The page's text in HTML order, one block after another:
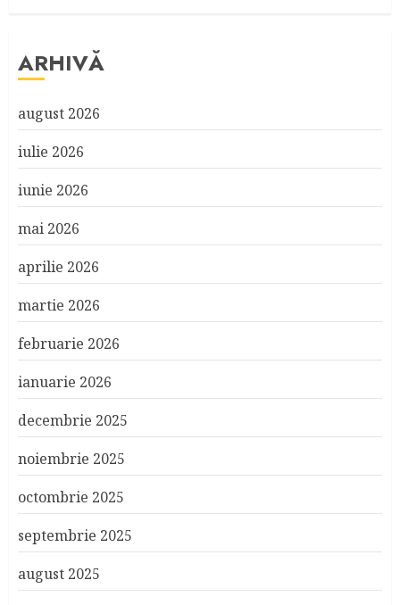
ARHIVĂ
august 2026
iulie 2026
iunie 2026
mai 2026
aprilie 2026
martie 2026
februarie 2026
ianuarie 2026
decembrie 2025
noiembrie 2025
octombrie 2025
septembrie 2025
august 2025